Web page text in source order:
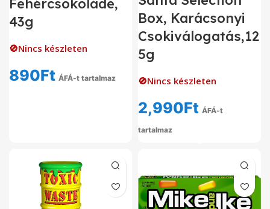
Fehércsokoládé,
43g
🚫Nincs készleten
890Ft ÁFÁ-t tartalmaz
Box, Karácsonyi
Csokiválogatás,12
5g
🚫Nincs készleten
2,990Ft ÁFÁ-t
tartalmaz